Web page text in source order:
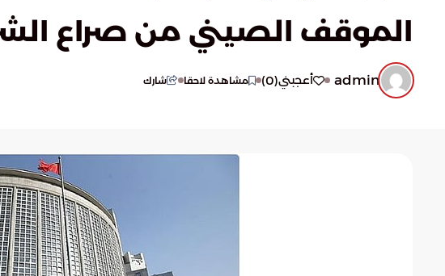
الموقف الصيني من صراع
admin أعجبني(
0
) مشاهدة لاحقا شارك